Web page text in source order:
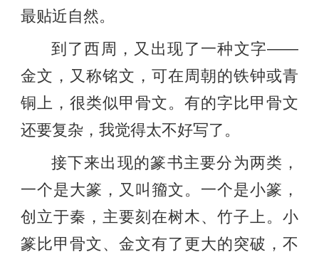
最贴近自然。
到了西周，又出现了一种文字——
金文，又称铭文，可在周朝的铁钟或青
铜上，很类似甲骨文。有的字比甲骨文
还要复杂，我觉得太不好写了。
接下来出现的篆书主要分为两类，
一个是大篆，又叫籀文。一个是小篆，
创立于秦，主要刻在树木、竹子上。小
篆比甲骨文、金文有了更大的突破，不